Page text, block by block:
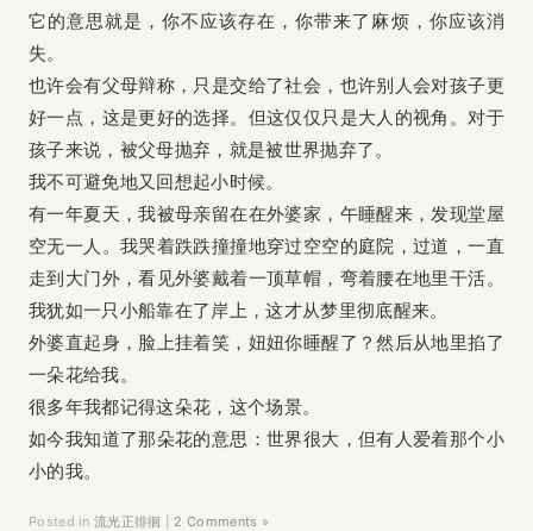
它的意思就是，你不应该存在，你带来了麻烦，你应该消
失。
也许会有父母辩称，只是交给了社会，也许别人会对孩子更
好一点，这是更好的选择。但这仅仅只是大人的视角。对于
孩子来说，被父母抛弃，就是被世界抛弃了。
我不可避免地又回想起小时候。
有一年夏天，我被母亲留在在外婆家，午睡醒来，发现堂屋
空无一人。我哭着跌跌撞撞地穿过空空的庭院，过道，一直
走到大门外，看见外婆戴着一顶草帽，弯着腰在地里干活。
我犹如一只小船靠在了岸上，这才从梦里彻底醒来。
外婆直起身，脸上挂着笑，妞妞你睡醒了？然后从地里掐了
一朵花给我。
很多年我都记得这朵花，这个场景。
如今我知道了那朵花的意思：世界很大，但有人爱着那个小
小的我。
Posted in 流光正徘徊 2 Comments »